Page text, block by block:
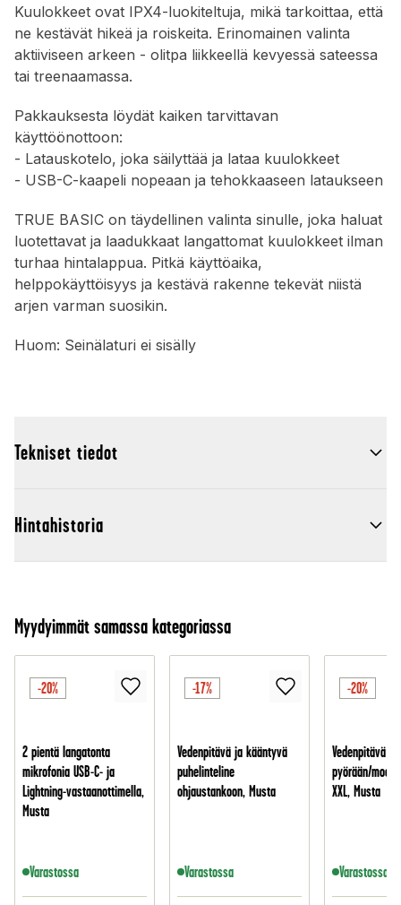
Kuulokkeet ovat IPX4-luokiteltuja, mikä tarkoittaa, että
ne kestävät hikeä ja roiskeita. Erinomainen valinta
aktiiviseen arkeen - olitpa liikkeellä kevyessä sateessa
tai treenaamassa.
Pakkauksesta löydät kaiken tarvittavan
käyttöönottoon:
- Latauskotelo, joka säilyttää ja lataa kuulokkeet
- USB-C-kaapeli nopeaan ja tehokkaaseen lataukseen
TRUE BASIC on täydellinen valinta sinulle, joka haluat
luotettavat ja laadukkaat langattomat kuulokkeet ilman
turhaa hintalappua. Pitkä käyttöaika,
helppokäyttöisyys ja kestävä rakenne tekevät niistä
arjen varman suosikin.
Huom: Seinä­laturi ei sisälly
Tekniset tiedot
Hintahistoria
Myydyimmät samassa kategoriassa
-20%
2 pientä langatonta
mikrofonia USB-C- ja
Lightning-vastaanottimella,
Musta
Varastossa
-17%
Vedenpitävä ja kääntyvä
puhelinteline
ohjaustankoon, Musta
Varastossa
-20%
Vedenpitävä
pyörään/
XXL, Musta
Varastossa